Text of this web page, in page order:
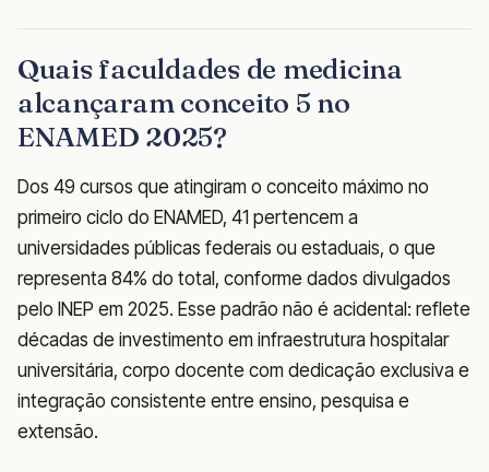
Quais faculdades de medicina
alcançaram conceito 5 no
ENAMED 2025?
Dos 49 cursos que atingiram o conceito máximo no
primeiro ciclo do ENAMED, 41 pertencem a
universidades públicas federais ou estaduais, o que
representa 84% do total, conforme dados divulgados
pelo INEP em 2025. Esse padrão não é acidental: reflete
décadas de investimento em infraestrutura hospitalar
universitária, corpo docente com dedicação exclusiva e
integração consistente entre ensino, pesquisa e
extensão.